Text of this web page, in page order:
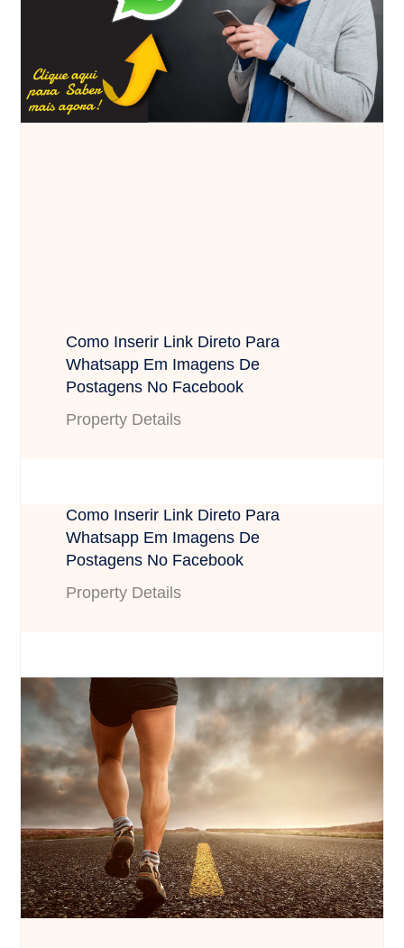
Como Inserir Link Direto Para
Whatsapp Em Imagens De
Postagens No Facebook
Property Details
Como Inserir Link Direto Para
Whatsapp Em Imagens De
Postagens No Facebook
Property Details